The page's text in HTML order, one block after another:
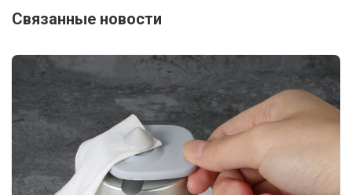
Связанные новости